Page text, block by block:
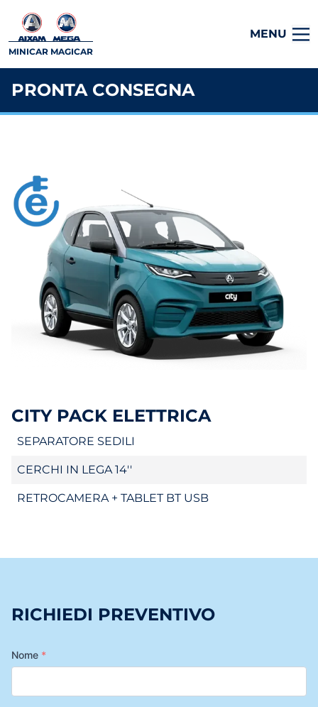
MINICAR MAGICAR
MENU
PRONTA CONSEGNA
CITY PACK ELETTRICA
SEPARATORE SEDILI
CERCHI IN LEGA 14''
RETROCAMERA + TABLET BT USB
RICHIEDI PREVENTIVO
Nome *